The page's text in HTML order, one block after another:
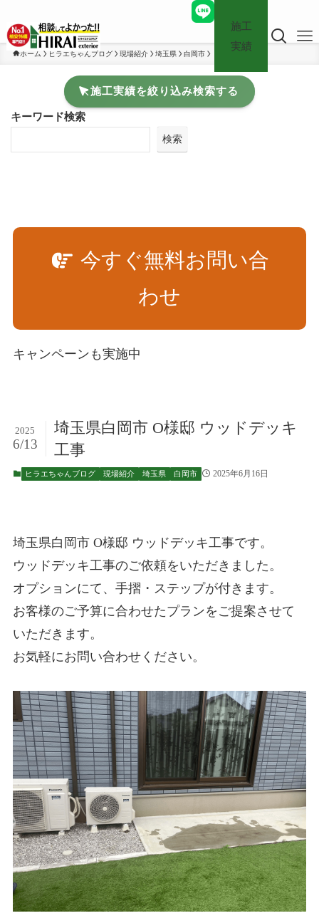
施工
実績
ホーム ヒラエちゃんブログ 現場紹介 埼玉県 白岡市
施工実績を絞り込み検索する
キーワード検索
検索
今すぐ無料お問い合
わせ
キャンペーンも実施中
埼玉県白岡市 O様邸 ウッドデッキ
工事
2025
6/13
ヒラエちゃんブログ 現場紹介 埼玉県 白岡市 2025年6月16日
埼玉県白岡市 O様邸 ウッドデッキ工事です。
ウッドデッキ工事のご依頼をいただきました。
オプションにて、手摺・ステップが付きます。
お客様のご予算に合わせたプランをご提案させて
いただきます。
お気軽にお問い合わせください。